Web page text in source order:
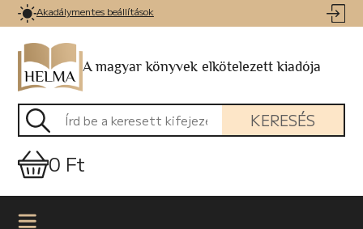
Akadálymentes beállítások
A magyar könyvek elkötelezett kiadója
KERESÉS
0 Ft